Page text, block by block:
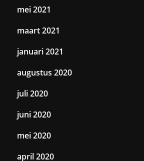
mei 2021
maart 2021
januari 2021
augustus 2020
juli 2020
juni 2020
mei 2020
april 2020